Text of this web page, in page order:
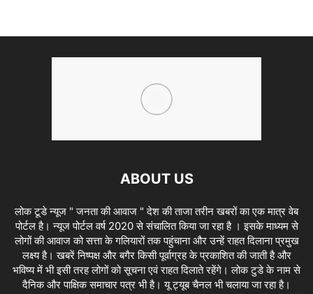
ABOUT US
लोक टूडे न्यूज " जनता की आवाज " देश की ताजा तरीन खबरों का एक मात्र वेब
पोर्टल है। न्यूज पोर्टल वर्ष 2020 से संचालित किया जा रहा है । इसके माध्यम से
लोगों की आवाज को सत्ता के गलियारों तक पहुंचाना और उन्हें राहत दिलाना प्रमुख
लक्ष्य है। खबरें निष्पक्ष और बगैर किसी पूर्वाग्रह के प्रकाशित की जाती है और
भविष्य में भी इसी तरह लोगों को सूचना एवं राहत दिलाते रहेंगे। लोक टुडे के नाम से
दैनिक और पाक्षिक समाचार पत्र भी है। यू ट्यूब चैनल भी चलाया जा रहा है।